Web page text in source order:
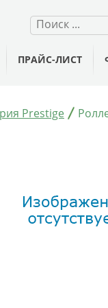
ПРАЙС-ЛИСТ
Prestige